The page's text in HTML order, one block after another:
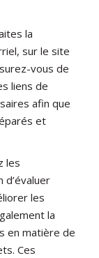
la
sur le site
vous de
liens de
afin que
et
les
les
la
en matière de
Ces